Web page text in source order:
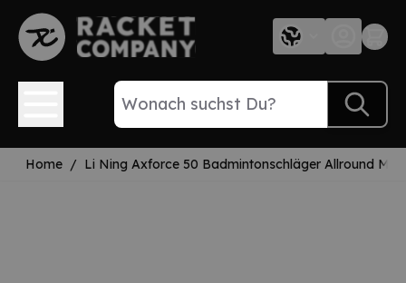
Direkt zum Inhalt
Home / Li Ning Axforce 50 Badmintonschläger Allround